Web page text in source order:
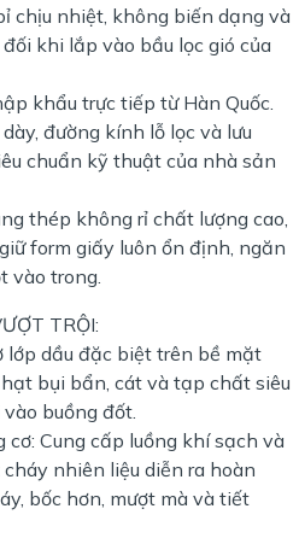
chịu nhiệt, không biến dạng và
khi lắp vào bầu lọc gió của
khẩu trực tiếp từ Hàn Quốc.
đường kính lỗ lọc và lưu
chuẩn kỹ thuật của nhà sản
thép không rỉ chất lượng cao,
form giấy luôn ổn định, ngăn
vào trong.
TRỘI:
dầu đặc biệt trên bề mặt
bụi bẩn, cát và tạp chất siêu
buồng đốt.
Cung cấp luồng khí sạch và
nhiên liệu diễn ra hoàn
bốc hơn, mượt mà và tiết